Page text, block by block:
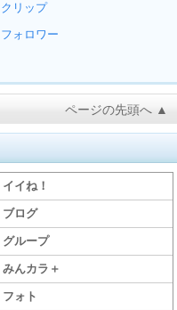
クリップ
フォロワー
ページの先頭へ ▲
イイね！
ブログ
グループ
みんカラ＋
フォト